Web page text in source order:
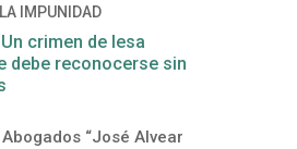
IMPUNIDAD
crimen de lesa
debe reconocerse sin
“José Alvear